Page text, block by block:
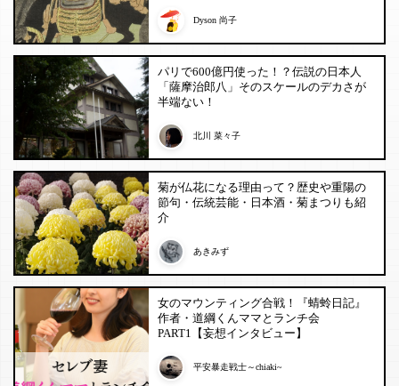
Dyson 尚子
パリで600億円使った！？伝説の日本人
「薩摩治郎八」そのスケールのデカさが
半端ない！
北川 菜々子
菊が仏花になる理由って？歴史や重陽の
節句・伝統芸能・日本酒・菊まつりも紹
介
あきみず
女のマウンティング合戦！『蜻蛉日記』
作者・道綱くんママとランチ会
PART1【妄想インタビュー】
平安暴走戦士～chiaki~